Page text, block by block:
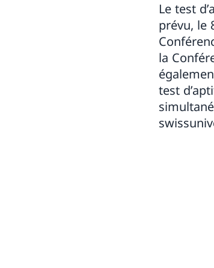
Le test
prévu, le
la
test